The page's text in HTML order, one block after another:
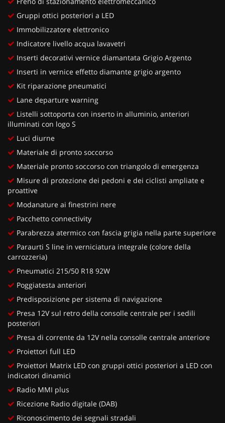
Gruppi ottici posteriori a LED
Immobilizzatore elettronico
Indicatore livello acqua lavavetri
Inserti decorativi vernice diamantata Grigio Argento
Inserti in vernice effetto diamante grigio argento
Kit riparazione pneumatici
Lane departure warning
Listelli sottoporta con inserto in alluminio, anteriori
illuminati con logo S
Luci diurne
Materiale di pronto soccorso
Materiale pronto soccorso con triangolo di emergenza
Misure di protezione dei pedoni e dei ciclisti ampliate e
proattive
Modanature ai finestrini nere
Pacchetto connectivity
Parabrezza atermico con fascia grigia nella parte superiore
Paraurti S line in verniciatura integrale (colore della
carrozzeria)
Pneumatici 215/50 R18 92W
Poggiatesta anteriori
Predisposizione per sistema di navigazione
Presa 12V sul retro della consolle centrale per i sedili
posteriori
Presa di corrente da 12V nella consolle centrale anteriore
Proiettori full LED
Proiettori Matrix LED con gruppi ottici posteriori a LED con
indicatori dinamici
Radio MMI plus
Ricezione Radio digitale (DAB)
Riconoscimento dei segnali stradali